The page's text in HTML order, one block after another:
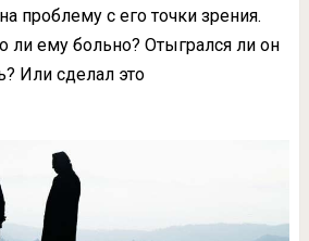
проблему с его точки зрения.
ли ему больно? Отыгрался ли он
Или сделал это